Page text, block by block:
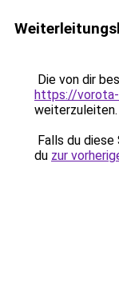
Die von dir
https://vorota-
weiterzuleiten.
Falls du
du zur